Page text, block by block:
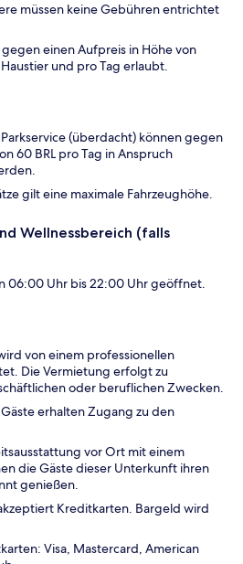
müssen keine Gebühren entrichtet
einen Aufpreis in Höhe von
und pro Tag erlaubt.
(überdacht) können gegen
60 BRL pro Tag in Anspruch
gilt eine maximale Fahrzeughöhe.
Wellnessbereich (falls
06:00 Uhr bis 22:00 Uhr geöffnet.
von einem professionellen
Die Vermietung erfolgt zu
oder beruflichen Zwecken.
erhalten Zugang zu den
vor Ort mit einem
die Gäste dieser Unterkunft ihren
genießen.
Kreditkarten. Bargeld wird
Visa, Mastercard, American